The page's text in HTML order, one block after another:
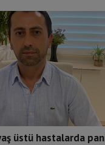
üstü hastalarda